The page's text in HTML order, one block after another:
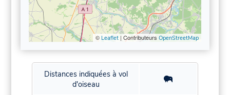
© Leaflet| Contributeurs OpenStreetMap
Distances indiquées à vol
d'oiseau